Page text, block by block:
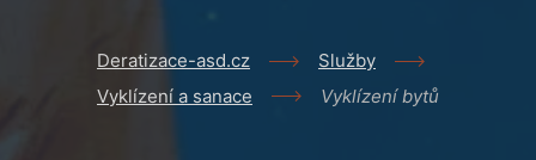
Deratizace-asd.cz
Služby
Vyklízení a sanace
Vyklízení bytů